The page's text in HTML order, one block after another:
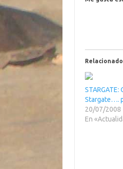
Relacionado
STARGATE:
Stargate….
20/07/2008
En